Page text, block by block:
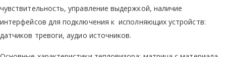
чувствительность, управление выдержкой, наличие
интерфейсов для подключения к исполняющих устройств:
датчиков тревоги, аудио источников.